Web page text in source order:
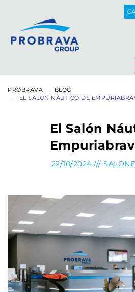
PROBRAVA
BLOG
EL SALÓN NÁUTICO DE
El Salón
22/10/2024 ///